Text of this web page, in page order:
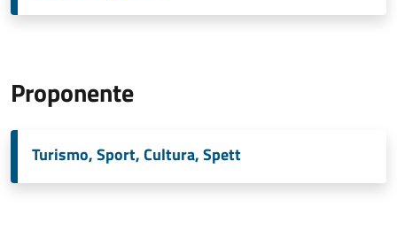
Proponente
Turismo, Sport, Cultura, Spett